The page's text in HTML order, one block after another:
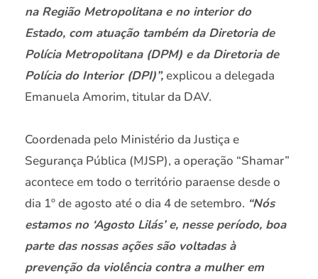
na Região Metropolitana e no interior do
Estado, com atuação também da Diretoria de
Polícia Metropolitana (DPM) e da Diretoria de
Polícia do Interior (DPI)”,explicou a delegada
Emanuela Amorim, titular da DAV.
Coordenada pelo Ministério da Justiça e
Segurança Pública (MJSP), a operação “Shamar”
acontece em todo o território paraense desde o
dia 1º de agosto até o dia 4 de setembro. “Nós
estamos no ‘Agosto Lilás’ e, nesse período, boa
parte das nossas ações são voltadas à
prevenção da violência contra a mulher em